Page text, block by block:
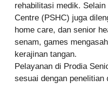
rehabilitasi medik.
Centre (PSHC) juga
home care, dan senior
senam, games
kerajinan tangan.
Pelayanan di Prodia
sesuai dengan penelitian